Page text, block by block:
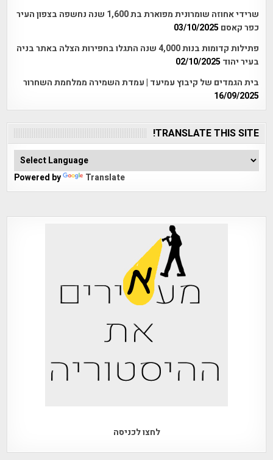
שרידי אחוזה שומרונית מפוארת בת 1,600 שנה נחשפה בצפון העיר
כפר קאסם 03/10/2025
פתילות קדומות בנות 4,000 שנה התגלו בחפירות הצלה באתר בניה
בעיר יהוד 02/10/2025
בית הגמדים של קיבוץ עמיעד | עמדת השמירה ממלחמת השחרור
16/09/2025
TRANSLATE THIS SITE!
Powered by Translate
לחצו לכניסה